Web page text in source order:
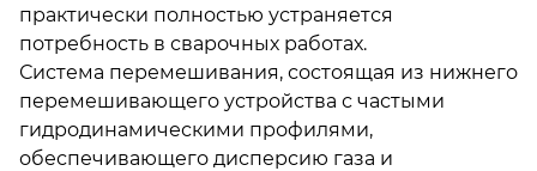
практически полностью устраняется
потребность в сварочных работах.
Система перемешивания, состоящая из нижнего
перемешивающего устройства с частыми
гидродинамическими профилями,
обеспечивающего дисперсию газа и